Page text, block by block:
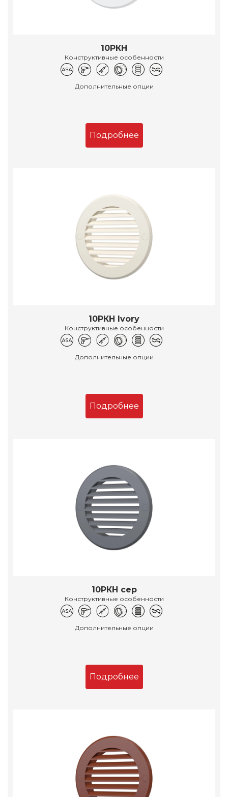
10РКН
Конструктивные особенности
Дополнительные опции
Подробнее
10РКН Ivory
Конструктивные особенности
Дополнительные опции
Подробнее
10РКН сер
Конструктивные особенности
Дополнительные опции
Подробнее